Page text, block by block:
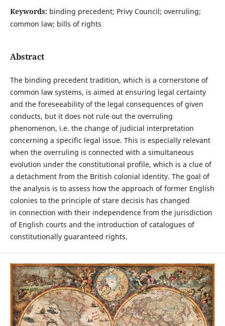
Keywords: binding precedent; Privy Council; overruling;
common law; bills of rights
Abstract
The binding precedent tradition, which is a cornerstone of
common law systems, is aimed at ensuring legal certainty
and the foreseeability of the legal consequences of given
conducts, but it does not rule out the overruling
phenomenon, i.e. the change of judicial interpretation
concerning a specific legal issue. This is especially relevant
when the overruling is connected with a simultaneous
evolution under the constitutional profile, which is a clue of
a detachment from the British colonial identity. The goal of
the analysis is to assess how the approach of former English
colonies to the principle of stare decisis has changed
in connection with their independence from the jurisdiction
of English courts and the introduction of catalogues of
constitutionally guaranteed rights.